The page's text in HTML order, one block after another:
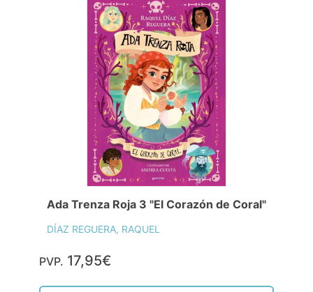
Ada Trenza Roja 3 "El Corazón de Coral"
DÍAZ REGUERA, RAQUEL
PVP. 17,95€